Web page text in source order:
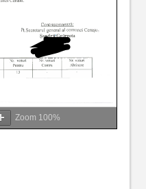
Zoom 100%